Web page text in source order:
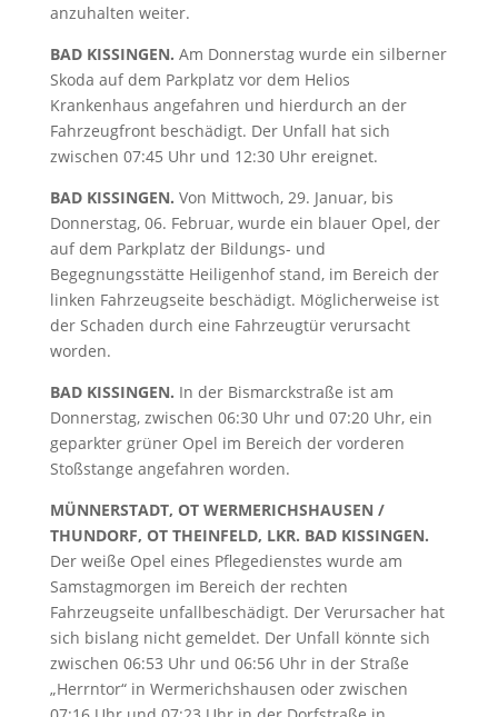
anzuhalten weiter.
BAD KISSINGEN. Am Donnerstag wurde ein silberner
Skoda auf dem Parkplatz vor dem Helios
Krankenhaus angefahren und hierdurch an der
Fahrzeugfront beschädigt. Der Unfall hat sich
zwischen 07:45 Uhr und 12:30 Uhr ereignet.
BAD KISSINGEN. Von Mittwoch, 29. Januar, bis
Donnerstag, 06. Februar, wurde ein blauer Opel, der
auf dem Parkplatz der Bildungs- und
Begegnungsstätte Heiligenhof stand, im Bereich der
linken Fahrzeugseite beschädigt. Möglicherweise ist
der Schaden durch eine Fahrzeugtür verursacht
worden.
BAD KISSINGEN. In der Bismarckstraße ist am
Donnerstag, zwischen 06:30 Uhr und 07:20 Uhr, ein
geparkter grüner Opel im Bereich der vorderen
Stoßstange angefahren worden.
MÜNNERSTADT, OT WERMERICHSHAUSEN /
THUNDORF, OT THEINFELD, LKR. BAD KISSINGEN.
Der weiße Opel eines Pflegedienstes wurde am
Samstagmorgen im Bereich der rechten
Fahrzeugseite unfallbeschädigt. Der Verursacher hat
sich bislang nicht gemeldet. Der Unfall könnte sich
zwischen 06:53 Uhr und 06:56 Uhr in der Straße
„Herrntor“ in Wermerichshausen oder zwischen